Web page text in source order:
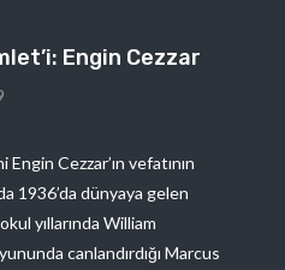
Engin Cezzar
Cezzar’ın vefatının
1936’da dünyaya gelen
yıllarında William
canlandırdığı Marcus